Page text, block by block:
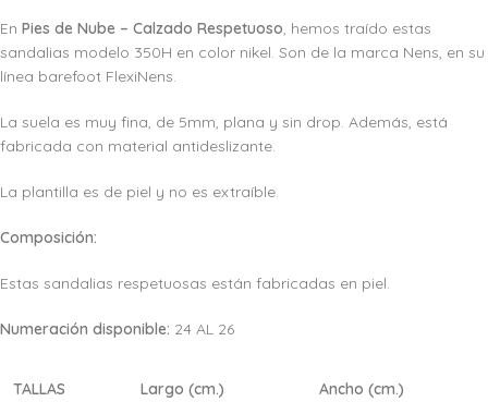
En Pies de Nube – Calzado Respetuoso, hemos traído estas
sandalias modelo 350H en color nikel. Son de la marca Nens, en su
línea barefoot FlexiNens.
La suela es muy fina, de 5mm, plana y sin drop. Además, está
fabricada con material antideslizante.
La plantilla es de piel y no es extraíble.
Composición:
Estas sandalias respetuosas están fabricadas en piel.
Numeración disponible: 24 AL 26
TALLAS Largo (cm.) Ancho (cm.)